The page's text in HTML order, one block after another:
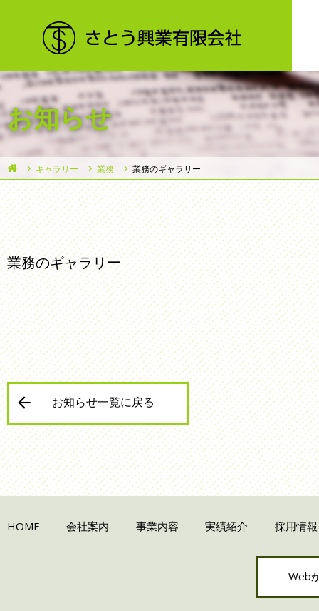
お知らせ
ギャラリー 業務 業務のギャラリー
業務のギャラリー
お知らせ一覧に戻る
HOME 会社案内 事業内容 実績紹介 採用情報
Web